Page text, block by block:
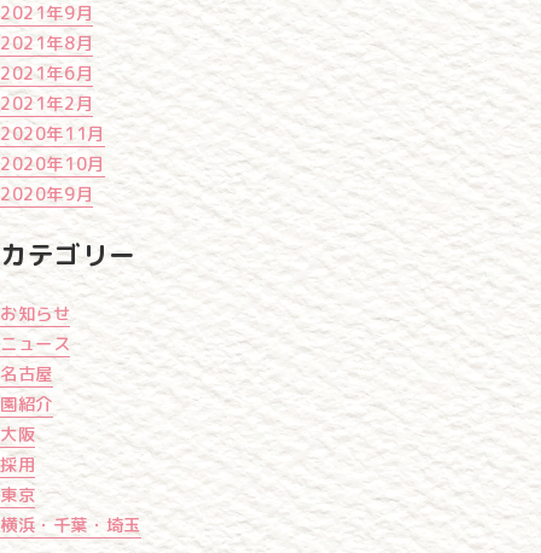
2021年9月
2021年8月
2021年6月
2021年2月
2020年11月
2020年10月
2020年9月
カテゴリー
お知らせ
ニュース
名古屋
園紹介
大阪
採用
東京
横浜・千葉・埼玉